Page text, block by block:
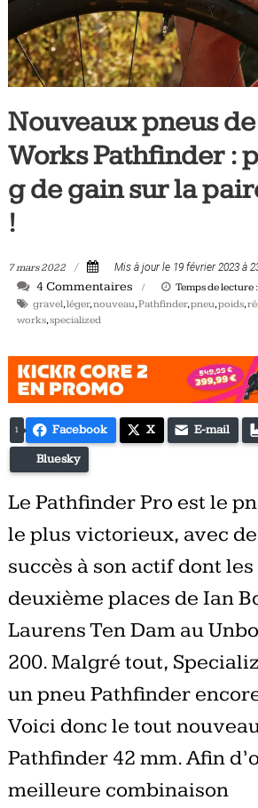
les
jours,
votre
vélo
et
triathlon
Nouveaux pneus
Works Pathfinder :
g de gain sur la
!
7 mars 2022 Mis à jour le 19 février 2023 à
4 Commentaires Temps de lecture :
gravel,léger,nouveau,Pathfinder,pneu,poids,
works,specialized
1 Facebook X E-mail
Bluesky
Le Pathfinder Pro est le
le plus victorieux, avec
succès à son actif dont
deuxième places de Ian
Laurens Ten Dam au
200. Malgré tout,
un pneu Pathfinder
Voici donc le tout
Pathfinder 42 mm. Afin
meilleure combinaison